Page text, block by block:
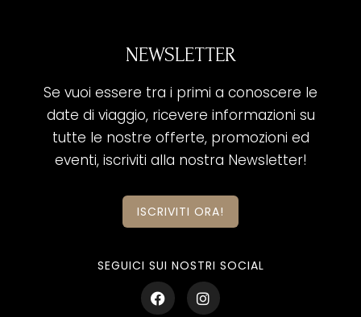
NEWSLETTER
Se vuoi essere tra i primi a conoscere le
date di viaggio, ricevere informazioni su
tutte le nostre offerte, promozioni ed
eventi, iscriviti alla nostra Newsletter!
ISCRIVITI ORA!
SEGUICI SUI NOSTRI SOCIAL